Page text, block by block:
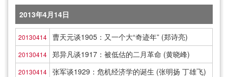
2013年4月14日
20130414 曹天元谈1905：又一个大“奇迹年” (郑诗亮)
20130414 郑异凡谈1917：被低估的二月革命 (黄晓峰)
20130414 张军谈1929：危机经济学的诞生 (张明扬 丁雄飞)